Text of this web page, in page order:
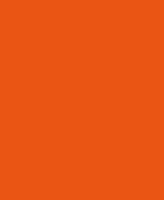
長寿医療セ
院様
様